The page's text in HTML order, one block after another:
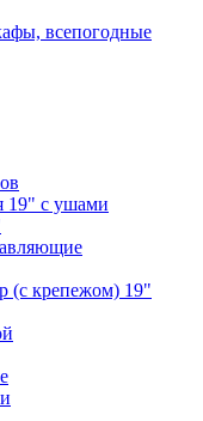
всепогодные
19" с ушами
(с крепежом) 19"